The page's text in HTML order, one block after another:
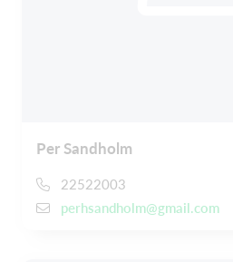
Per Sandholm
22522003
perhsandholm@gmail.com